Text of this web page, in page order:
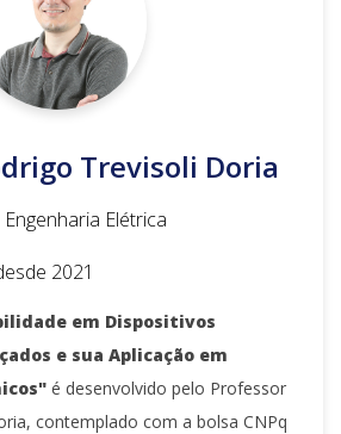
Trevisoli Doria
Elétrica
2021
em Dispositivos
e sua Aplicação em
é desenvolvido pelo Professor
contemplado com a bolsa CNPq